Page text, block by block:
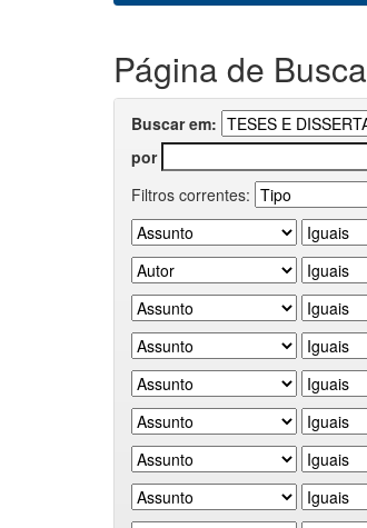
Página de Busca
Buscar em:
por
Filtros correntes: